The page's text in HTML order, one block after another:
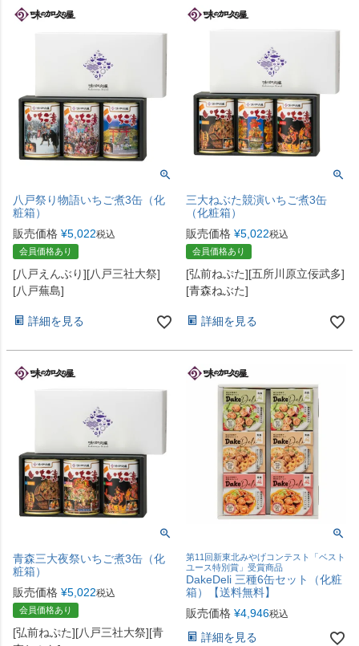
八戸祭り物語いちご煮3缶（化
粧箱）
販売価格 ¥5,022税込
会員価格あり
[八戸えんぶり][八戸三社大祭]
[八戸蕪島]
詳細を見る
三大ねぶた競演いちご煮3缶
（化粧箱）
販売価格 ¥5,022税込
会員価格あり
[弘前ねぷた][五所川原立佞武多]
[青森ねぶた]
詳細を見る
青森三大夜祭いちご煮3缶（化
粧箱）
販売価格 ¥5,022税込
会員価格あり
[弘前ねぷた][八戸三社大祭][青
第11回新東北みやげコンテスト「ベスト
ユース特別賞」受賞商品
DakeDeli 三種6缶セット（化粧
箱）【送料無料】
販売価格 ¥4,946税込
詳細を見る